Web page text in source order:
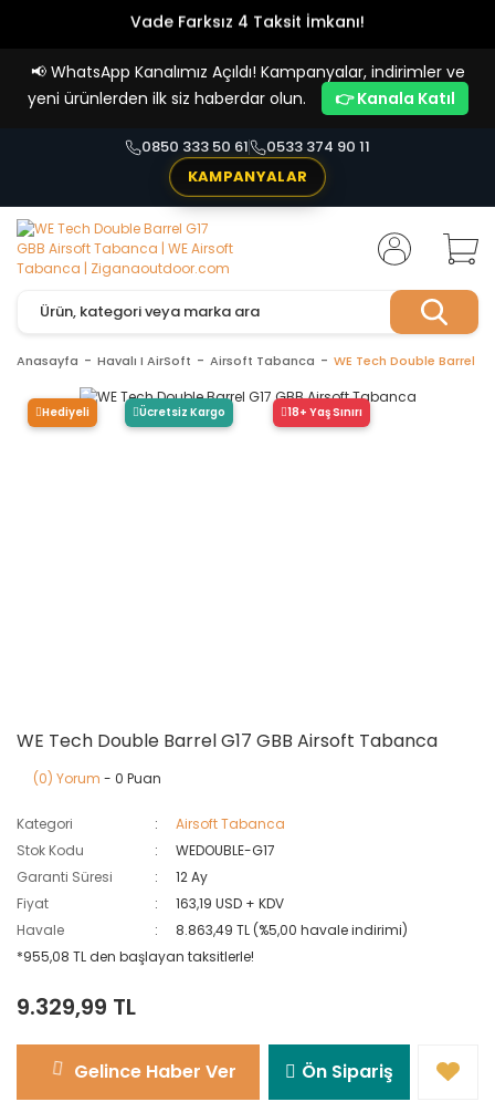
Vade Farksız 4 Taksit İmkanı!
📢 WhatsApp Kanalımız Açıldı! Kampanyalar, indirimler ve
yeni ürünlerden ilk siz haberdar olun.
👉 Kanala Katıl
0850 333 50 61
0533 374 90 11
KAMPANYALAR
Anasayfa Havalı I AirSoft Airsoft Tabanca WE Tech Double Barrel
Hediyeli Ücretsiz Kargo 18+ Yaş Sınırı
WE Tech Double Barrel G17 GBB Airsoft Tabanca
(0) Yorum - 0 Puan
Kategori
Airsoft Tabanca
Stok Kodu
WEDOUBLE-G17
Garanti Süresi
12 Ay
Fiyat
163,19 USD + KDV
Havale
8.863,49 TL (%5,00 havale indirimi)
*955,08 TL den başlayan taksitlerle!
9.329,99 TL
Gelince Haber Ver Ön Sipariş